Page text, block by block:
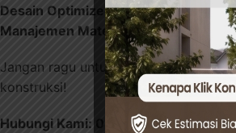
Desain Optimized– Solusi arsitektur
Manajemen Material– Rekomendasi
Jangan ragu untuk konsultasi via
konstruksi!
Hubungi Kami: 082230000359